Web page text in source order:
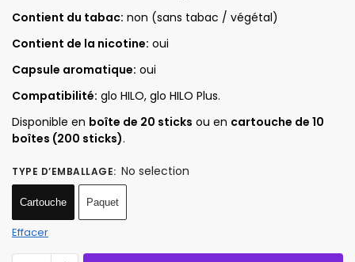
Contient du tabac: non (sans tabac / végétal)
Contient de la nicotine: oui
Capsule aromatique: oui
Compatibilité: glo HILO, glo HILO Plus.
Disponible en boîte de 20 sticks ou en cartouche de 10
boîtes (200 sticks).
TYPE D’EMBALLAGE: No selection
Cartouche Paquet
Effacer